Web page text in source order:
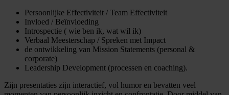
Persoonlijke Effectiviteit / Team Effectiviteit
Invloed / Beïnvloeding
Introspectie ( wie ben ik, wat wil ik)
Verbaal Meesterschap / Spreken met Impact
de ontwikkeling van Mission Statements (personal &
corporate)
Leadership Development (processen en coaching).
Zijn presentaties zijn interactief, vol humor en bevatten veel